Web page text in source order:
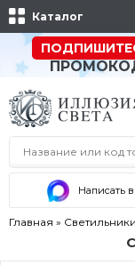
Каталог
Написать
Главная » Светильники